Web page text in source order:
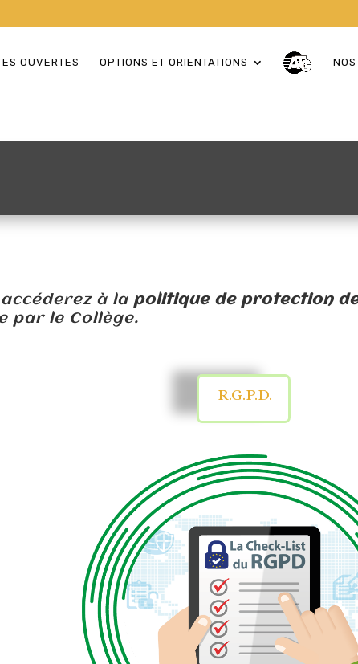
OUVERTES OPTIONS ET ORIENTATIONS
à la politique de protection
par le Collège.
R.G.P.D.